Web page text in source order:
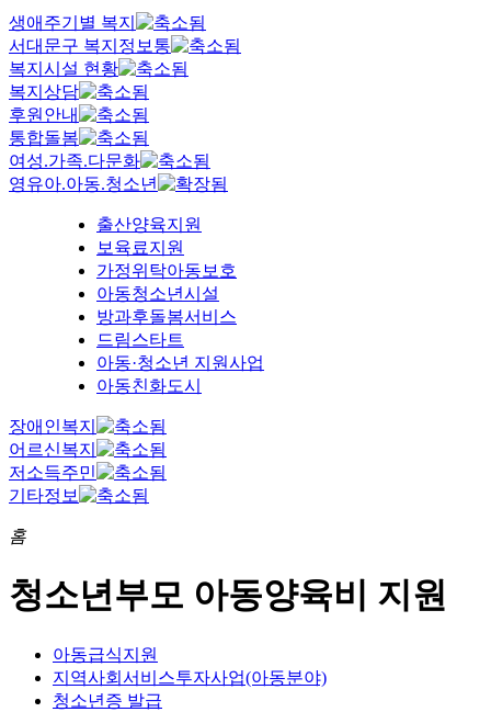
생애주기별 복지
서대문구 복지정보통
복지시설 현황
복지상담
후원안내
통합돌봄
여성.가족.다문화
영유아.아동.청소년
출산양육지원
보육료지원
가정위탁아동보호
아동청소년시설
방과후돌봄서비스
드림스타트
아동·청소년 지원사업
아동친화도시
장애인복지
어르신복지
저소득주민
기타정보
홈
청소년부모 아동양육비 지원
아동급식지원
지역사회서비스투자사업(아동분야)
청소년증 발급